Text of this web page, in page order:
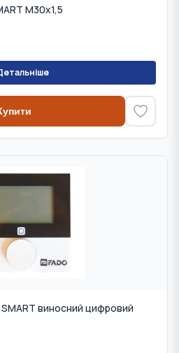
М30х1,5
виносний цифровий